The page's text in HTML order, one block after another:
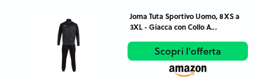
Joma Tuta Sportivo Uomo, 8XS a
3XL - Giacca con Collo A...
Scopri l'offerta